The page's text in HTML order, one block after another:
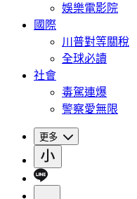
娛樂電影院
國際
川普對等關稅
全球必讀
社會
毒駕連爆
警察愛無限
更多